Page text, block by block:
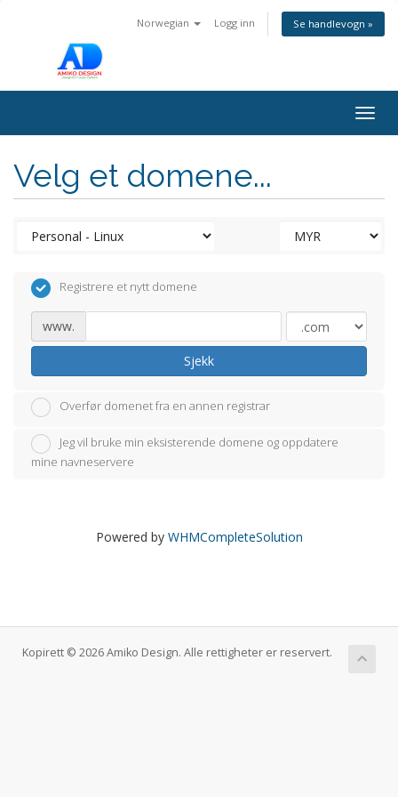
Norwegian Logg inn Se handlevogn »
Velg et domene...
Registrere et nytt domene
www.
Sjekk
Overfør domenet fra en annen registrar
Jeg vil bruke min eksisterende domene og oppdatere
mine navneservere
Powered by WHMCompleteSolution
Kopirett © 2026 Amiko Design. Alle rettigheter er reservert.